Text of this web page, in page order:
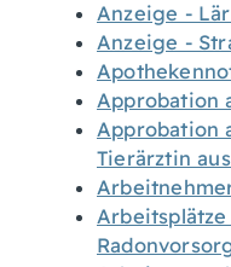
Anzeige -
Anzeige -
Approbation
Approbation
Tierärztin
Arbeitsplätze